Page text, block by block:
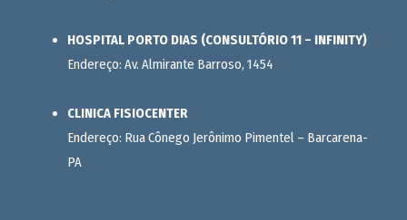
HOSPITAL PORTO DIAS (CONSULTÓRIO 11 – INFINITY)
Endereço: Av. Almirante Barroso, 1454
CLINICA FISIOCENTER
Endereço: Rua Cônego Jerônimo Pimentel – Barcarena-
PA